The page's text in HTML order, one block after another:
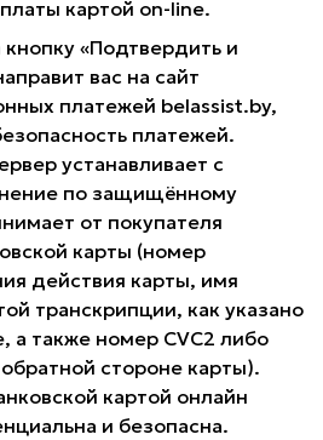
картой on-line.
«Подтвердить и
вас на сайт
платежей belassist.by,
платежей.
устанавливает с
по защищённому
от покупателя
карты (номер
действия карты, имя
транскрипции, как указано
а также номер CVC2 либо
стороне карты).
картой онлайн
и безопасна.